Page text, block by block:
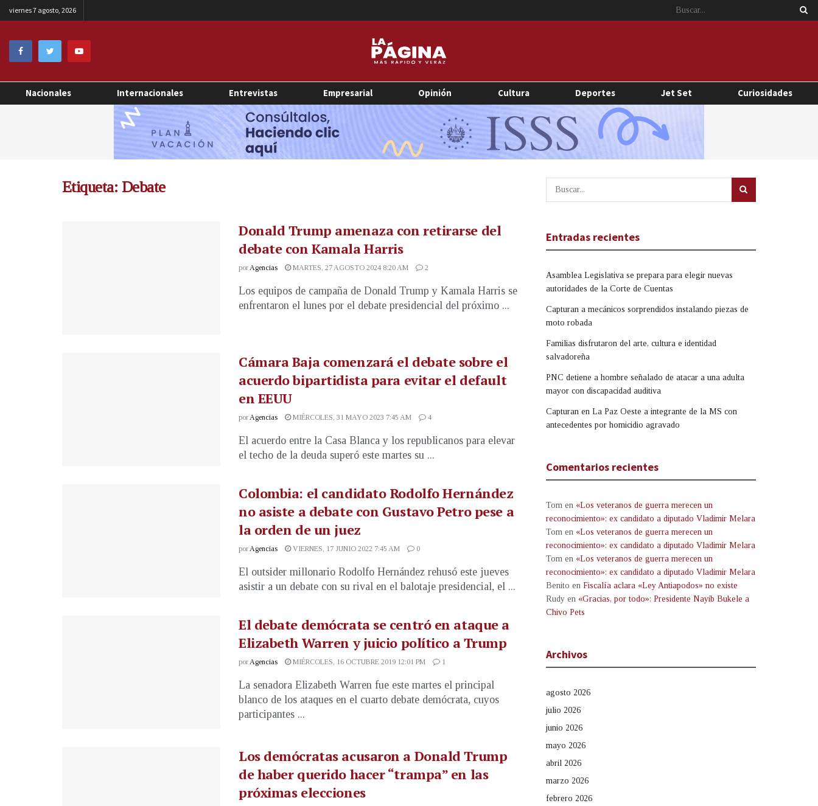
viernes 7 agosto, 2026
Nacionales Internacionales Entrevistas Empresarial Opinión Cultura Deportes Jet Set Curiosidades
Etiqueta: Debate
Donald Trump amenaza con retirarse del
debate con Kamala Harris
porAgencias MARTES, 27 AGOSTO 2024 8:20 AM 2
Los equipos de campaña de Donald Trump y Kamala Harris se
enfrentaron el lunes por el debate presidencial del próximo ...
Cámara Baja comenzará el debate sobre el
acuerdo bipartidista para evitar el default
en EEUU
porAgencias MIÉRCOLES, 31 MAYO 2023 7:45 AM 4
El acuerdo entre la Casa Blanca y los republicanos para elevar
el techo de la deuda superó este martes su ...
Colombia: el candidato Rodolfo Hernández
no asiste a debate con Gustavo Petro pese a
la orden de un juez
por Agencias VIERNES, 17 JUNIO 2022 7:45 AM 0
El outsider millonario Rodolfo Hernández rehusó este jueves
asistir a un debate con su rival en el balotaje presidencial, el ...
El debate demócrata se centró en ataque a
Elizabeth Warren y juicio político a Trump
por Agencias MIÉRCOLES, 16 OCTUBRE 2019 12:01 PM 1
La senadora Elizabeth Warren fue este martes el principal
blanco de los ataques en el cuarto debate demócrata, cuyos
participantes ...
Los demócratas acusaron a Donald Trump
de haber querido hacer “trampa” en las
próximas elecciones
Entradas recientes
Asamblea Legislativa se prepara para elegir nuevas
autoridades de la Corte de Cuentas
Capturan a mecánicos sorprendidos instalando piezas de
moto robada
Familias disfrutaron del arte, cultura e identidad
salvadoreña
PNC detiene a hombre señalado de atacar a una adulta
mayor con discapacidad auditiva
Capturan en La Paz Oeste a integrante de la MS con
antecedentes por homicidio agravado
Comentarios recientes
Tom en «Los veteranos de guerra merecen un
reconocimiento»: ex candidato a diputado Vladimir Melara
Tom en «Los veteranos de guerra merecen un
reconocimiento»: ex candidato a diputado Vladimir Melara
Tom en «Los veteranos de guerra merecen un
reconocimiento»: ex candidato a diputado Vladimir Melara
Benito en Fiscalía aclara «Ley Antiapodos» no existe
Rudy en «Gracias, por todo»: Presidente Nayib Bukele a
Chivo Pets
Archivos
agosto 2026
julio 2026
junio 2026
mayo 2026
abril 2026
marzo 2026
febrero 2026